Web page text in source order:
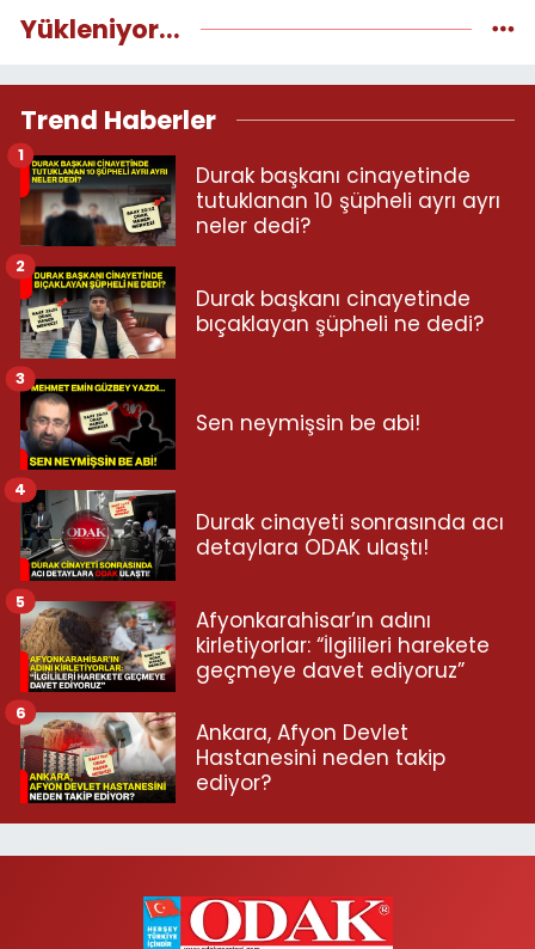
Yükleniyor...
Trend Haberler
Durak başkanı cinayetinde
tutuklanan 10 şüpheli ayrı ayrı
neler dedi?
1
Durak başkanı cinayetinde
bıçaklayan şüpheli ne dedi?
2
Sen neymişsin be abi!
3
Durak cinayeti sonrasında acı
detaylara ODAK ulaştı!
4
Afyonkarahisar’ın adını
kirletiyorlar: “İlgilileri harekete
geçmeye davet ediyoruz”
5
Ankara, Afyon Devlet
Hastanesini neden takip
ediyor?
6